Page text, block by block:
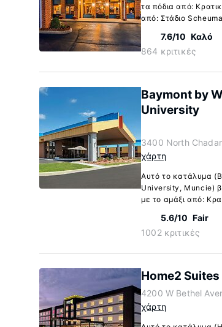
τα πόδια από:
από: Στάδιο
7.6/10 Καλό
864 κριτικές
Baymont by
University
3400 North
χάρτη
Αυτό το κατάλυμα
University, Muncie)
με το αμάξι από:
5.6/10 Fair
1002 κριτικές
Home2
4200 W Bethel
χάρτη